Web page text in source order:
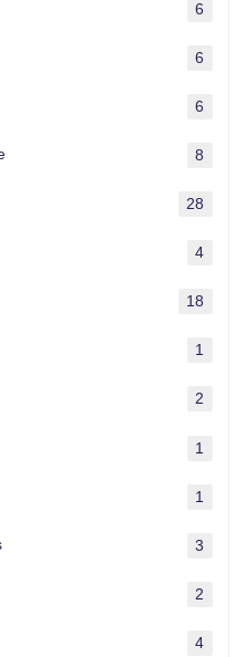
6
6
6
8
28
4
18
1
2
1
1
3
2
4